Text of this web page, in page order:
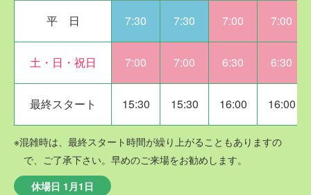
平 日 7:30 7:30 7:00 7:00
土・日・祝日 7:00 7:00 6:30 6:30
最終スタート 15:30 15:30 16:00 16:00
※混雑時は、最終スタート時間が繰り上がることもありますの
で、ご了承下さい。早めのご来場をお勧めします。
休場日 1月1日